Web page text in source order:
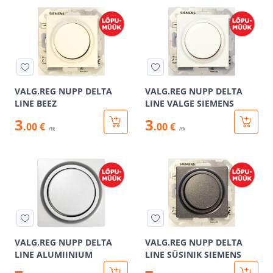
VALG.REG NUPP DELTA
LINE BEEZ
3.00 € /tk
VALG.REG NUPP DELTA
LINE VALGE SIEMENS
3.00 € /tk
VALG.REG NUPP DELTA
LINE ALUMIINIUM
VALG.REG NUPP DELTA
LINE SÜSINIK SIEMENS